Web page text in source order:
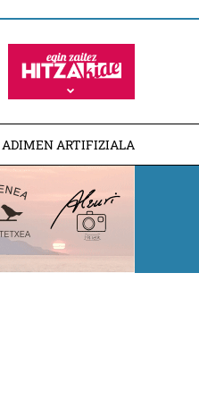
ADIMEN ARTIFIZIALA